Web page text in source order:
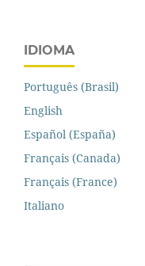
IDIOMA
Português (Brasil)
English
Español (España)
Français (Canada)
Français (France)
Italiano